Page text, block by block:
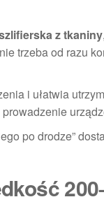
z tkaniny
trzeba od razu
i ułatwia
po drodze”